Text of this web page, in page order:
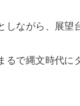
しながら、展望
で縄文時代に